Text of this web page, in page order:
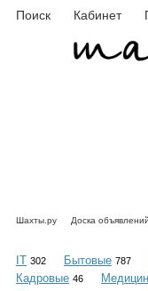
Поиск Кабинет
Шахты.ру Доска объявлений
IT 302 Бытовые 787
Кадровые 46